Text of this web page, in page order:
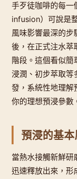
手歹徒咖啡的每一
infusion）可說是
風味影響最深的步
後，在正式注水萃
階段。這個看似
浸潤、初步萃取等
發，系統性地理解
你的理想預浸參數
預浸的基
當熱水接觸新鮮研
迅速釋放出來，形